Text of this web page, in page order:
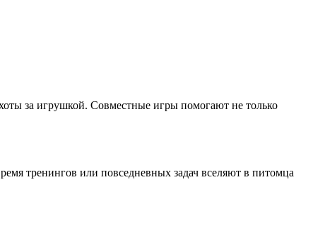
за игрушкой. Совместные игры помогают не только
тренингов или повседневных задач вселяют в питомца